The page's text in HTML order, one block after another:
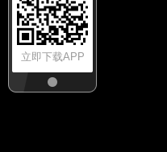
立即下载APP